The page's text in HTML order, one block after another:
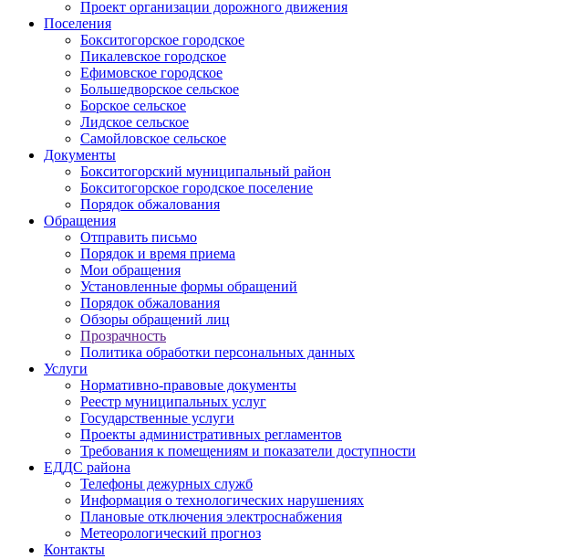
Проект организации дорожного движения
Поселения
Бокситогорское городское
Пикалевское городское
Ефимовское городское
Большедворское сельское
Борское сельское
Лидское сельское
Самойловское сельское
Документы
Бокситогорский муниципальный район
Бокситогорское городское поселение
Порядок обжалования
Обращения
Отправить письмо
Порядок и время приема
Мои обращения
Установленные формы обращений
Порядок обжалования
Обзоры обращений лиц
Прозрачность
Политика обработки персональных данных
Услуги
Нормативно-правовые документы
Реестр муниципальных услуг
Государственные услуги
Проекты административных регламентов
Требования к помещениям и показатели доступности
ЕДДС района
Телефоны дежурных служб
Информация о технологических нарушениях
Плановые отключения электроснабжения
Метеорологический прогноз
Контакты